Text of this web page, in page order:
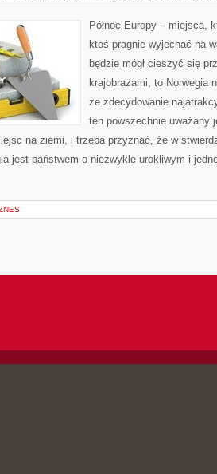
Północ Europy – miejsca,
ktoś pragnie wyjechać na
będzie mógł cieszyć się
krajobrazami, to Norwegia
ze zdecydowanie
ten powszechnie uważany
na ziemi, i trzeba przyznać, że w
jest państwem o niezwykle urokliwym i